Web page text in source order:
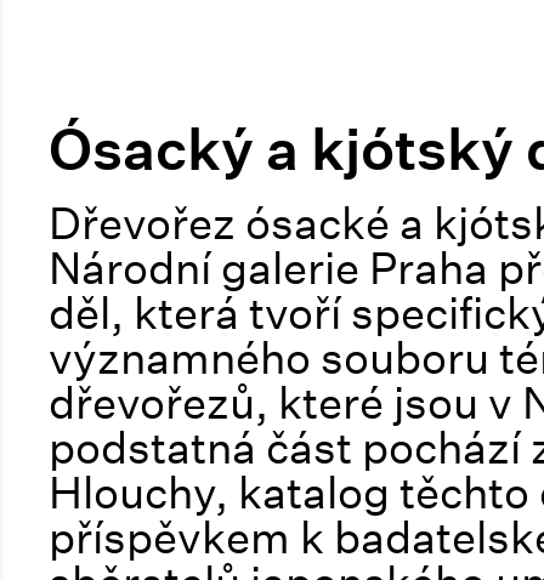
Ósacký a kjótský
Dřevořez ósacké a
Národní galerie Praha
děl, která tvoří
významného souboru
dřevořezů, které jsou v
podstatná část pochází
Hlouchy, katalog
příspěvkem k